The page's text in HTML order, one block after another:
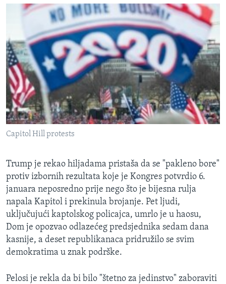
Capitol Hill protests
Trump je rekao hiljadama pristaša da se "pakleno bore"
protiv izbornih rezultata koje je Kongres potvrdio 6.
januara neposredno prije nego što je bijesna rulja
napala Kapitol i prekinula brojanje. Pet ljudi,
uključujući kaptolskog policajca, umrlo je u haosu,
Dom je opozvao odlazećeg predsjednika sedam dana
kasnije, a deset republikanaca pridružilo se svim
demokratima u znak podrške.
Pelosi je rekla da bi bilo "štetno za jedinstvo" zaboraviti